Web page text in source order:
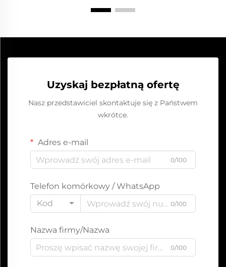
Uzyskaj bezpłatną ofertę
Nasz przedstawiciel skontaktuje się z Państwem
wkrótce.
Adres e-mail
0/100
Telefon komórkowy / WhatsApp
Kod
0/100
Nazwa firmy/Nazwa
0/100